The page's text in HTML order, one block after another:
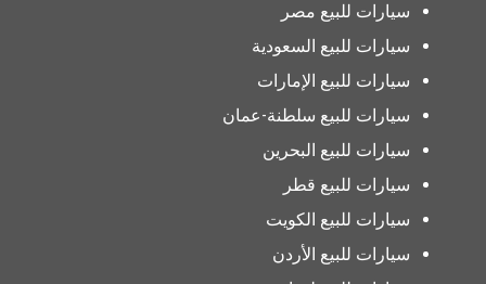
سيارات للبيع مصر
سيارات للبيع السعودية
سيارات للبيع الإمارات
سيارات للبيع سلطنة-عمان
سيارات للبيع البحرين
سيارات للبيع قطر
سيارات للبيع الكويت
سيارات للبيع الأردن